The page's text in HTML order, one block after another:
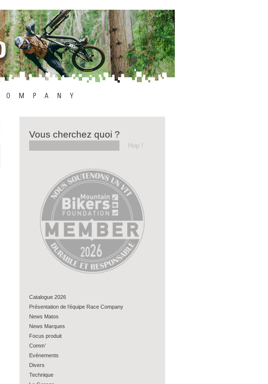
Vous cherchez quoi ?
Catalogue 2026
Présentation de l’équipe Race Company
News Matos
News Marques
Focus produit
Comm’
Evénements
Divers
Technique